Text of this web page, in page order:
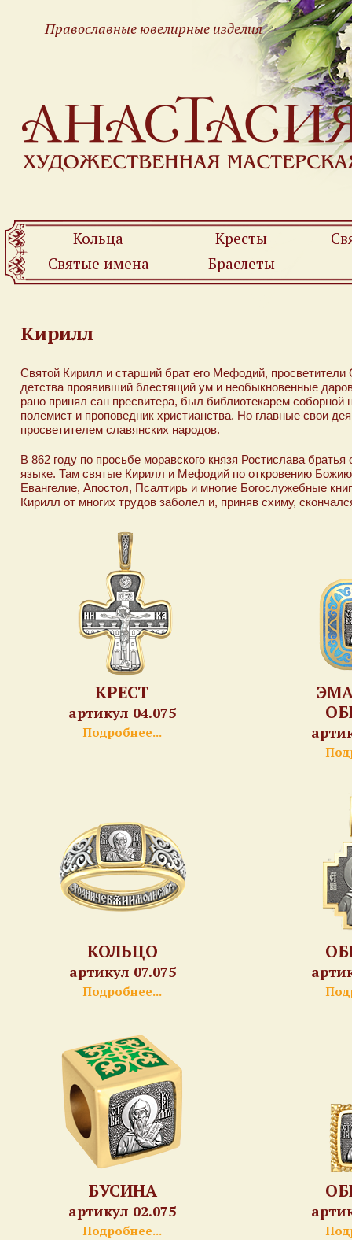
Православные ювелирные изделия
Кольца Кресты
Святые имена
Браслеты
Кирилл
Святой Кирилл и старший брат его Мефодий,
детства проявивший блестящий ум и необыкновенные
рано принял сан пресвитера, был библиотекарем
полемист и проповедник христианства. Но главные свои
просветителем славянских народов.
В 862 году по просьбе моравского князя Ростислава
языке. Там святые Кирилл и Мефодий по откровению
Евангелие, Апостол, Псалтирь и многие Богослужебные
Кирилл от многих трудов заболел и, приняв схиму,
КРЕСТ
артикул 04.075
Подробнее...
КОЛЬЦО
артикул 07.075
Подробнее...
БУСИНА
артикул 02.075
Подробнее...